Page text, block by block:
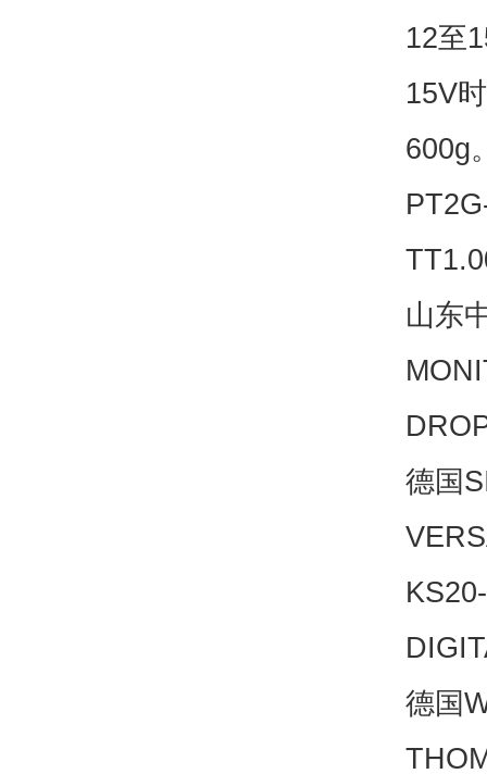
12至
15V
600g
山东
德国
德国